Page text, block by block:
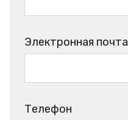
Электронная почта
Телефон